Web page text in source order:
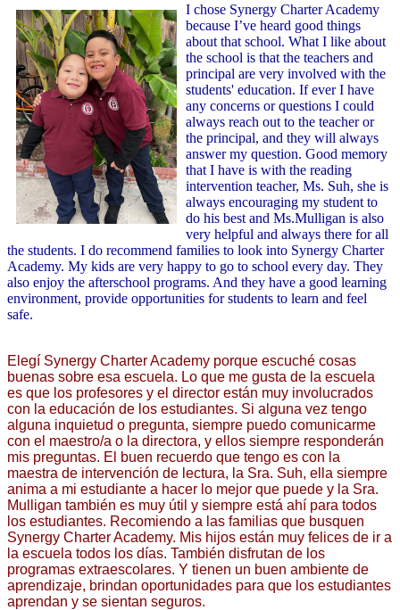
I chose Synergy Charter Academy
because I’ve heard good things
about that school. What I like about
the school is that the teachers and
principal are very involved with the
students' education. If ever I have
any concerns or questions I could
always reach out to the teacher or
the principal, and they will always
answer my question. Good memory
that I have is with the reading
intervention teacher, Ms. Suh, she is
always encouraging my student to
do his best and Ms.Mulligan is also
very helpful and always there for all
the students. I do recommend families to look into Synergy Charter
Academy. My kids are very happy to go to school every day. They
also enjoy the afterschool programs. And they have a good learning
environment, provide opportunities for students to learn and feel
safe.
Elegí Synergy Charter Academy porque escuché cosas
buenas sobre esa escuela. Lo que me gusta de la escuela
es que los profesores y el director están muy involucrados
con la educación de los estudiantes. Si alguna vez tengo
alguna inquietud o pregunta, siempre puedo comunicarme
con el maestro/a o la directora, y ellos siempre responderán
mis preguntas. El buen recuerdo que tengo es con la
maestra de intervención de lectura, la Sra. Suh, ella siempre
anima a mi estudiante a hacer lo mejor que puede y la Sra.
Mulligan también es muy útil y siempre está ahí para todos
los estudiantes. Recomiendo a las familias que busquen
Synergy Charter Academy. Mis hijos están muy felices de ir a
la escuela todos los días. También disfrutan de los
programas extraescolares. Y tienen un buen ambiente de
aprendizaje, brindan oportunidades para que los estudiantes
aprendan y se sientan seguros.